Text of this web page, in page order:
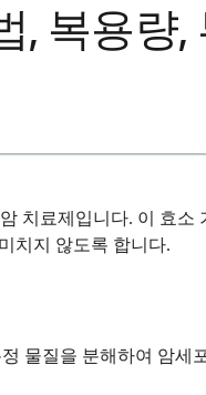
, 복용량,
치료제입니다. 이 효소
치지 않도록 합니다.
물질을 분해하여 암세